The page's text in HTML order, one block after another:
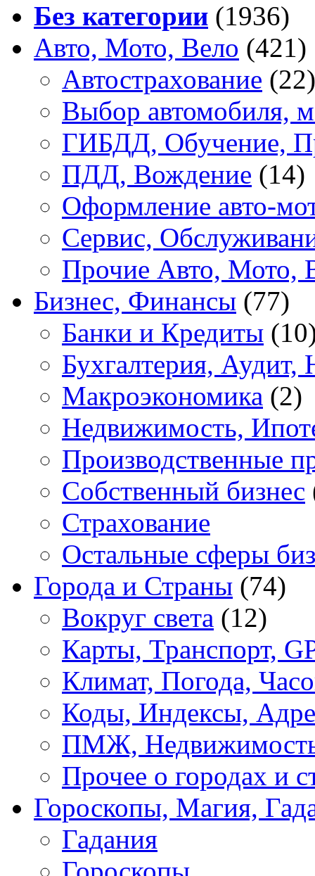
Без категории (1936)
Авто, Мото, Вело (421)
Автострахование (22)
Выбор автомобиля,
ГИБДД, Обучение,
ПДД, Вождение (14)
Оформление авто-
Сервис,
Прочие Авто, Мото,
Бизнес, Финансы (77)
Банки и Кредиты
Бухгалтерия, Аудит,
Макроэкономика (2)
Недвижимость,
Производственные
Собственный бизнес
Страхование
Остальные сферы
Города и Страны (74)
Вокруг света (12)
Карты, Транспорт,
Климат, Погода,
Коды, Индексы,
ПМЖ,
Прочее о городах и
Гороскопы, Магия,
Гадания